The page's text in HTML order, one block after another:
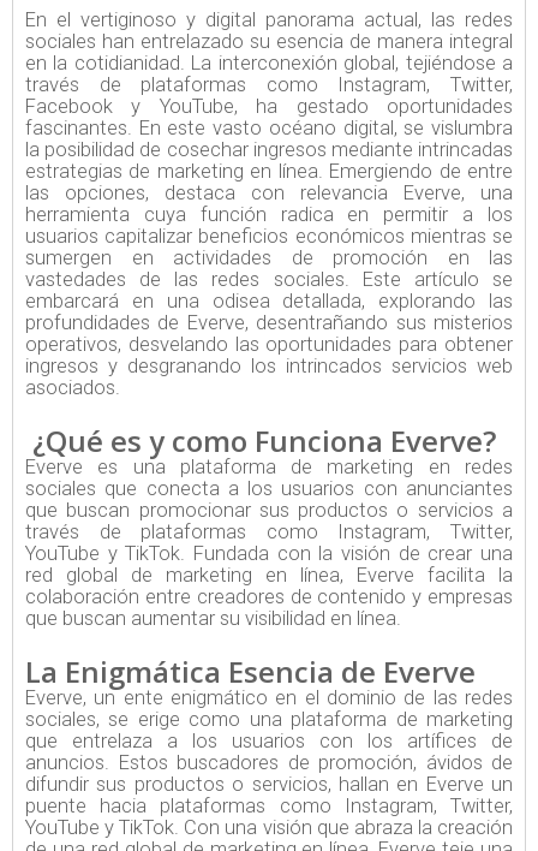
En el vertiginoso y digital panorama actual, las redes
sociales han entrelazado su esencia de manera integral
en la cotidianidad. La interconexión global, tejiéndose a
través de plataformas como Instagram, Twitter,
Facebook y YouTube, ha gestado oportunidades
fascinantes. En este vasto océano digital, se vislumbra
la posibilidad de cosechar ingresos mediante intrincadas
estrategias de marketing en línea. Emergiendo de entre
las opciones, destaca con relevancia Everve, una
herramienta cuya función radica en permitir a los
usuarios capitalizar beneficios económicos mientras se
sumergen en actividades de promoción en las
vastedades de las redes sociales. Este artículo se
embarcará en una odisea detallada, explorando las
profundidades de Everve, desentrañando sus misterios
operativos, desvelando las oportunidades para obtener
ingresos y desgranando los intrincados servicios web
asociados.
¿Qué es y como Funciona Everve?
Everve es una plataforma de marketing en redes
sociales que conecta a los usuarios con anunciantes
que buscan promocionar sus productos o servicios a
través de plataformas como Instagram, Twitter,
YouTube y TikTok. Fundada con la visión de crear una
red global de marketing en línea, Everve facilita la
colaboración entre creadores de contenido y empresas
que buscan aumentar su visibilidad en línea.
La Enigmática Esencia de Everve
Everve, un ente enigmático en el dominio de las redes
sociales, se erige como una plataforma de marketing
que entrelaza a los usuarios con los artífices de
anuncios. Estos buscadores de promoción, ávidos de
difundir sus productos o servicios, hallan en Everve un
puente hacia plataformas como Instagram, Twitter,
YouTube y TikTok. Con una visión que abraza la creación